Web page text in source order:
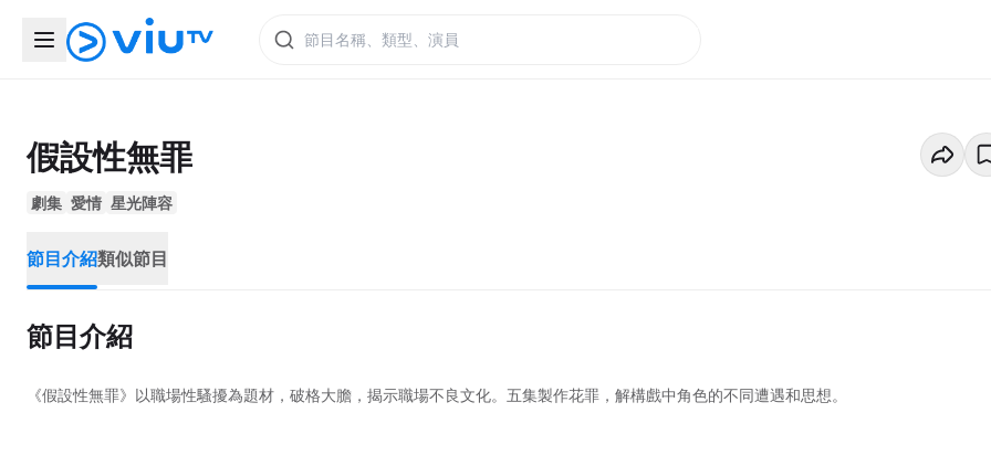
假設性無罪
劇集 愛情 星光陣容
節目介紹類似節目
節目介紹
《假設性無罪》以職場性騷擾為題材，破格大膽，揭示職場不良文化。五集製作花罪，解構戲中角色的不同遭遇和思想。